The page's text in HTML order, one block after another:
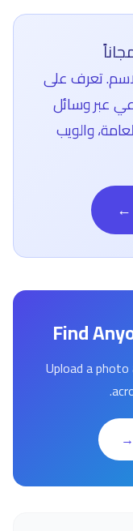
تعرف على
عبر وسائل
والويب
←
Find
Upload a